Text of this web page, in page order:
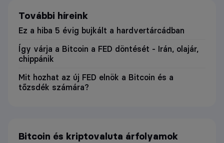
További híreink
Ez a hiba 5 évig bujkált a hardvertárcádban
Így várja a Bitcoin a FED döntését - Irán, olajár,
chippánik
Mit hozhat az új FED elnök a Bitcoin és a
tőzsdék számára?
Bitcoin és kriptovaluta árfolyamok